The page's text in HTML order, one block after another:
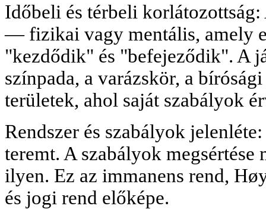
Időbeli és térbeli
— fizikai vagy mentális, amely
"kezdődik" és "befejeződik". A
színpada, a varázskör, a
területek, ahol saját szabályok
Rendszer és szabályok
teremt. A szabályok
ilyen. Ez az immanens rend,
és jogi rend előképe.